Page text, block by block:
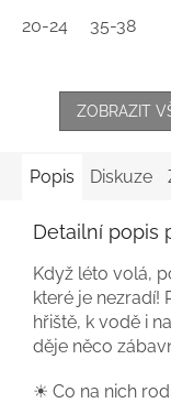
20-24 35-38
ZOBRAZIT
Popis Diskuze
Detailní popis
Když léto volá,
které je nezradí!
hřiště, k vodě i
děje něco
☀ Co na nich